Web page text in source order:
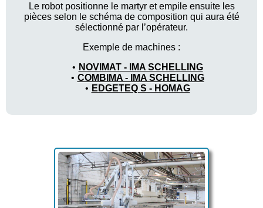
Le robot positionne le martyr et empile ensuite les
pièces selon le schéma de composition qui aura été
sélectionné par l’opérateur.
Exemple de machines :
NOVIMAT - IMA SCHELLING
COMBIMA - IMA SCHELLING
EDGETEQ S - HOMAG